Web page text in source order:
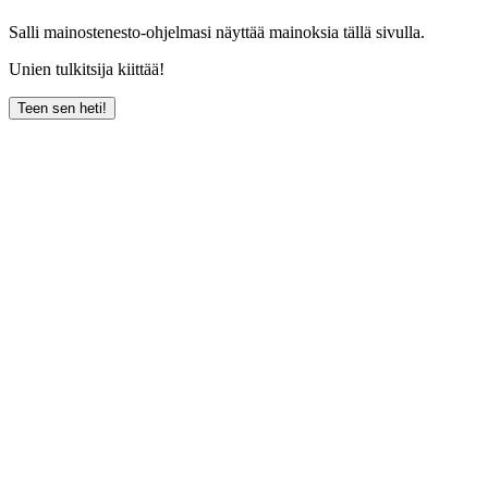
Salli mainostenesto-ohjelmasi näyttää mainoksia tällä sivulla.
Unien tulkitsija kiittää!
Teen sen heti!